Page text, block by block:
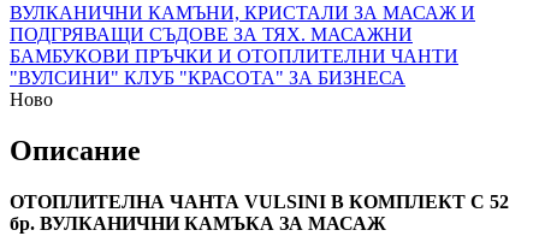
ВУЛКАНИЧНИ КАМЪНИ, КРИСТАЛИ ЗА МАСАЖ И
ПОДГРЯВАЩИ СЪДОВЕ ЗА ТЯХ. МАСАЖНИ
БАМБУКОВИ ПРЪЧКИ И ОТОПЛИТЕЛНИ ЧАНТИ
"ВУЛСИНИ" КЛУБ "КРАСОТА" ЗА БИЗНЕСА
Ново
Описание
ОТОПЛИТЕЛНА ЧАНТА VULSINI В КОМПЛЕКТ С 52
бр. ВУЛКАНИЧНИ КАМЪКА ЗА МАСАЖ